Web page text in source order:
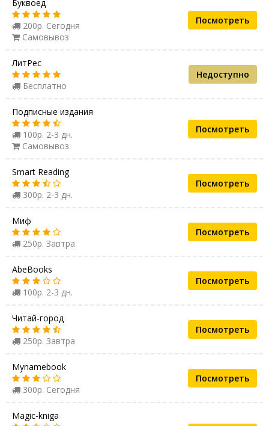
Буквоед
200р. Сегодня
Самовывоз
Посмотреть
ЛитРес
Бесплатно
Недоступно
Подписные издания
100р. 2-3 дн.
Самовывоз
Посмотреть
Smart Reading
300р. 2-3 дн.
Посмотреть
Миф
250р. Завтра
Посмотреть
AbeBooks
100р. 2-3 дн.
Посмотреть
Читай-город
250р. Завтра
Посмотреть
Mynamebook
300р. Сегодня
Посмотреть
Magic-kniga